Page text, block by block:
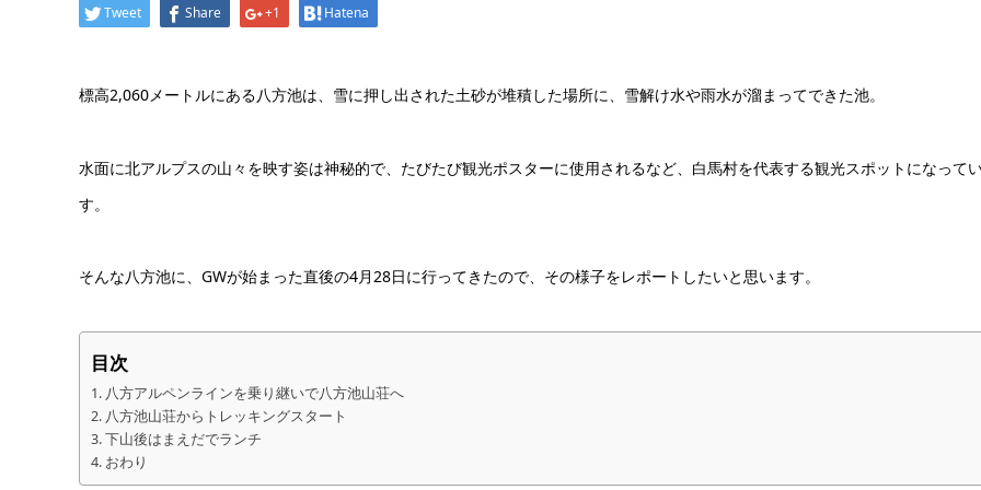
Tweet Share +1 Hatena
標高2,060メートルにある八方池は、雪に押し出された土砂が堆積した場所に、雪解け水や雨水が溜まってできた池。
水面に北アルプスの山々を映す姿は神秘的で、たびたび観光ポスターに使用されるなど、白馬村を代表する観光スポットになって
す。
そんな八方池に、GWが始まった直後の4月28日に行ってきたので、その様子をレポートしたいと思います。
目次
八方アルペンラインを乗り継いで八方池山荘へ
八方池山荘からトレッキングスタート
下山後はまえだでランチ
おわり